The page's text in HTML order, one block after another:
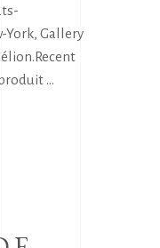
York, Gallery